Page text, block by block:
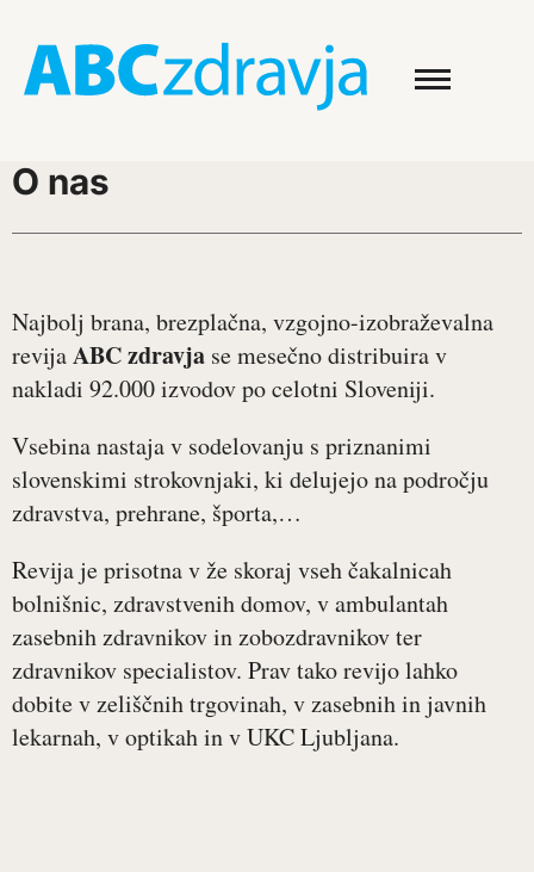
O nas
Najbolj brana, brezplačna, vzgojno-izobraževalna
revijaABC zdravja se mesečno distribuira v
nakladi 92.000 izvodov po celotni Sloveniji.
Vsebina nastaja v sodelovanju s priznanimi
slovenskimi strokovnjaki, ki delujejo na področju
zdravstva, prehrane, športa,…
Revija je prisotna v že skoraj vseh čakalnicah
bolnišnic, zdravstvenih domov, v ambulantah
zasebnih zdravnikov in zobozdravnikov ter
zdravnikov specialistov. Prav tako revijo lahko
dobite v zeliščnih trgovinah, v zasebnih in javnih
lekarnah, v optikah in v UKC Ljubljana.